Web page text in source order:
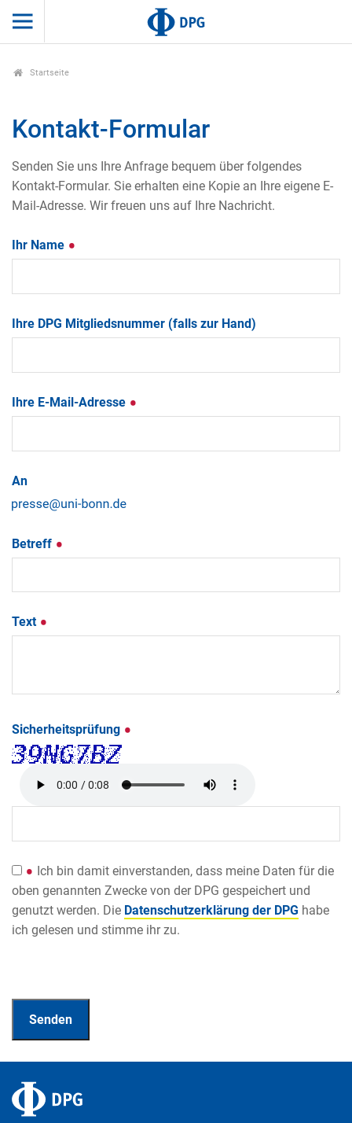
Startseite
Kontakt-Formular
Senden Sie uns Ihre Anfrage bequem über folgendes
Kontakt-Formular. Sie erhalten eine Kopie an Ihre eigene E-
Mail-Adresse. Wir freuen uns auf Ihre Nachricht.
Ihr Name
Ihre DPG Mitgliedsnummer (falls zur Hand)
Ihre E-Mail-Adresse
An
Betreff
Text
Sicherheitsprüfung
Ich bin damit einverstanden, dass meine Daten für die
oben genannten Zwecke von der DPG gespeichert und
genutzt werden. Die Datenschutzerklärung der DPG habe
ich gelesen und stimme ihr zu.